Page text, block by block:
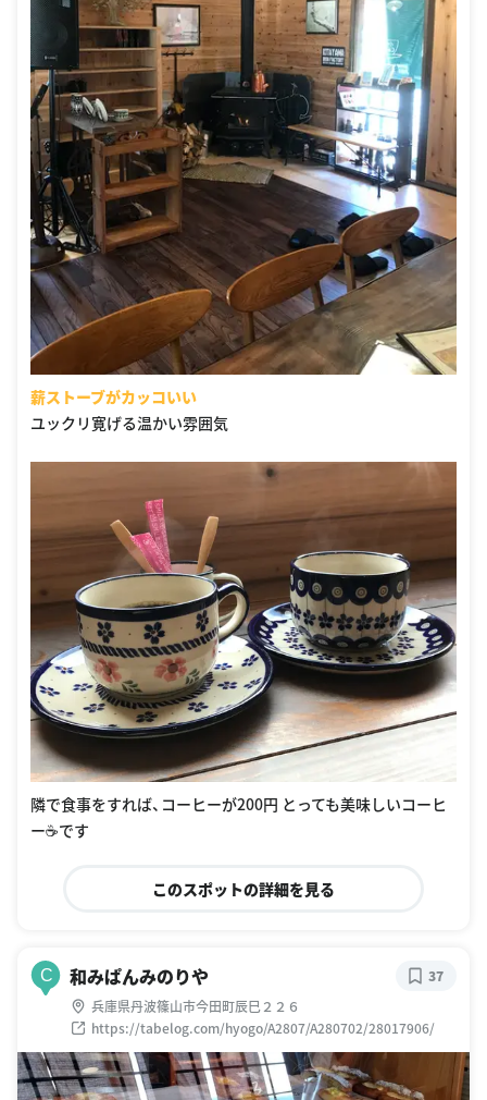
薪ストーブがカッコいい
ユックリ寛げる温かい雰囲気
隣で食事をすれば、コーヒーが200円 とっても美味しいコーヒ
ー☕️です
このスポットの詳細を見る
C 和みぱんみのりや
兵庫県丹波篠山市今田町辰巳２２６
https://tabelog.com/hyogo/A2807/A280702/28017906/
37